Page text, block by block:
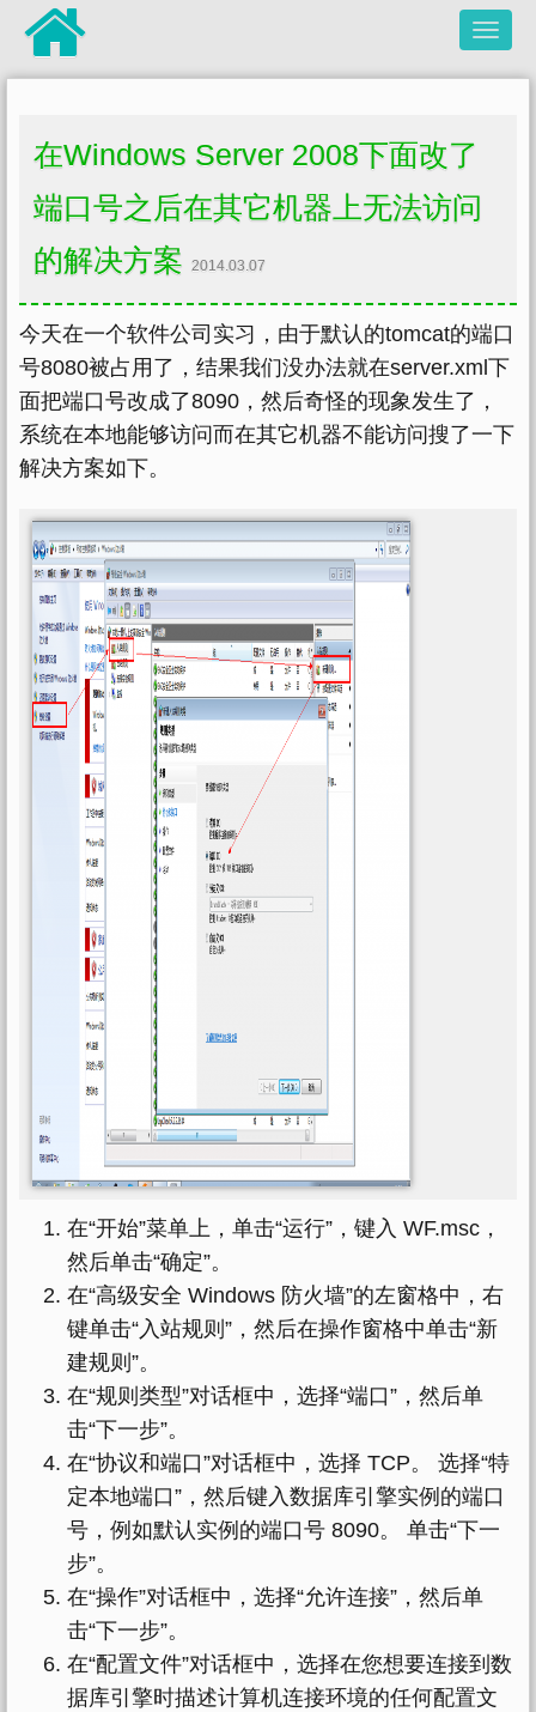
在Windows Server 2008下面改了
端口号之后在其它机器上无法访问
的解决方案 2014.03.07
今天在一个软件公司实习，由于默认的tomcat的端口
号8080被占用了，结果我们没办法就在server.xml下
面把端口号改成了8090，然后奇怪的现象发生了，
系统在本地能够访问而在其它机器不能访问搜了一下
解决方案如下。
在“开始”菜单上，单击“运行”，键入 WF.msc，
然后单击“确定”。
在“高级安全 Windows 防火墙”的左窗格中，右
键单击“入站规则”，然后在操作窗格中单击“新
建规则”。
在“规则类型”对话框中，选择“端口”，然后单
击“下一步”。
在“协议和端口”对话框中，选择 TCP。 选择“特
定本地端口”，然后键入数据库引擎实例的端口
号，例如默认实例的端口号 8090。 单击“下一
步”。
在“操作”对话框中，选择“允许连接”，然后单
击“下一步”。
在“配置文件”对话框中，选择在您想要连接到数
据库引擎时描述计算机连接环境的任何配置文